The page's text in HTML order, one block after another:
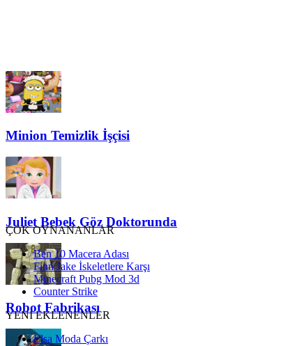
Minion Temizlik İşçisi
Juliet Bebek Göz Doktorunda
Robot Fabrikası
ÇOK OYNANANLAR
Ben 10 Macera Adası
Finn Jake İskeletlere Karşı
Minecraft Pubg Mod 3d
Counter Strike
YENİ EKLENENLER
Elsa Moda Çarkı